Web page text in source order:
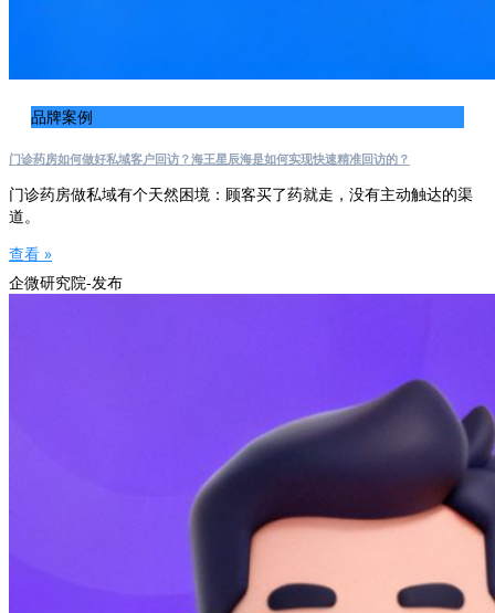
品牌案例
门诊药房如何做好私域客户回访？海王星辰海是如何实现快速精准回访的？
门诊药房做私域有个天然困境：顾客买了药就走，没有主动触达的渠
道。
查看 »
企微研究院-发布